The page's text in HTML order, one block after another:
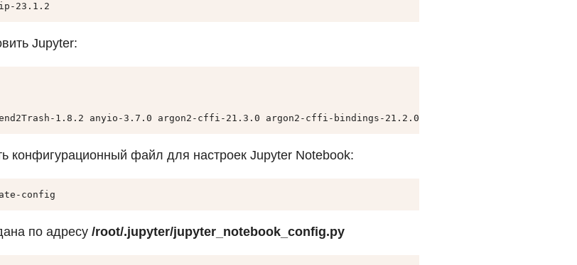
23.1.2
Jupyter:
1.8.2 anyio-3.7.0 argon2-cffi-21.3.0 argon2-cffi-bindings-21.2.0 arrow-1.2.3 asttokens-
конфигурационный файл для настроек Jupyter Notebook:
config
по адресу /root/.jupyter/jupyter_notebook_config.py